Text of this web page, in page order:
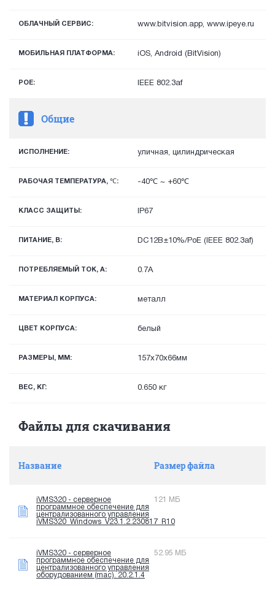
ОБЛАЧНЫЙ СЕРВИС: www.bitvision.app, www.ipeye.ru
МОБИЛЬНАЯ ПЛАТФОРМА: iOS, Android (BitVision)
POE: IEEE 802.3af
Общие
ИСПОЛНЕНИЕ: уличная, цилиндрическая
РАБОЧАЯ ТЕМПЕРАТУРА, ℃: -40℃ ~ +60℃
КЛАСС ЗАЩИТЫ: IP67
ПИТАНИЕ, В: DC12В±10%/PoE (IEEE 802.3af)
ПОТРЕБЛЯЕМЫЙ ТОК, А: 0.7A
МАТЕРИАЛ КОРПУСА: металл
ЦВЕТ КОРПУСА: белый
РАЗМЕРЫ, ММ: 157х70x66мм
ВЕС, КГ: 0.650 кг
Файлы для скачивания
Название Размер файла
iVMS320 - серверное
программное обеспечение для
централизованного управления
iVMS320_Windows_V23.1.2.230817_R10
121 МБ
iVMS320 - серверное
программное обеспечение для
централизованного управления
оборудованием (mac). 20.2.1.4
52.95 МБ